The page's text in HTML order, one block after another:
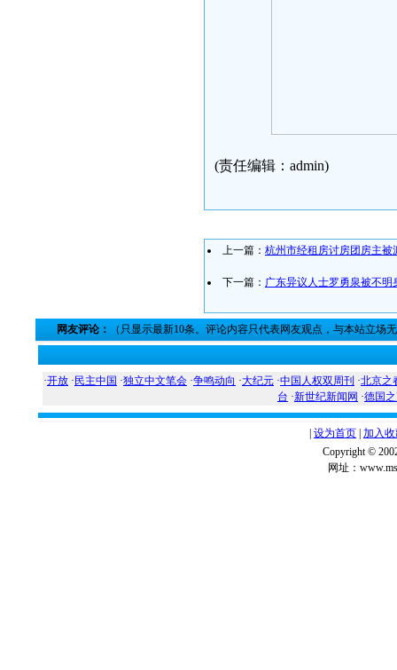
(责任编辑：admin)
上一篇： 杭州市经租房讨房团房主被
下一篇： 广东异议人士罗勇泉被不明
网友评论： （只显示最新10条。评论内容只代表网友观点，与本站立场
·开放 · 民主中国 ·独立中文笔会 ·争鸣动向 ·大纪元 ·中国人权双周刊 ·北京之
台 ·新世纪新闻网 ·德国
设为首页 加入
Copyright ©
网址：